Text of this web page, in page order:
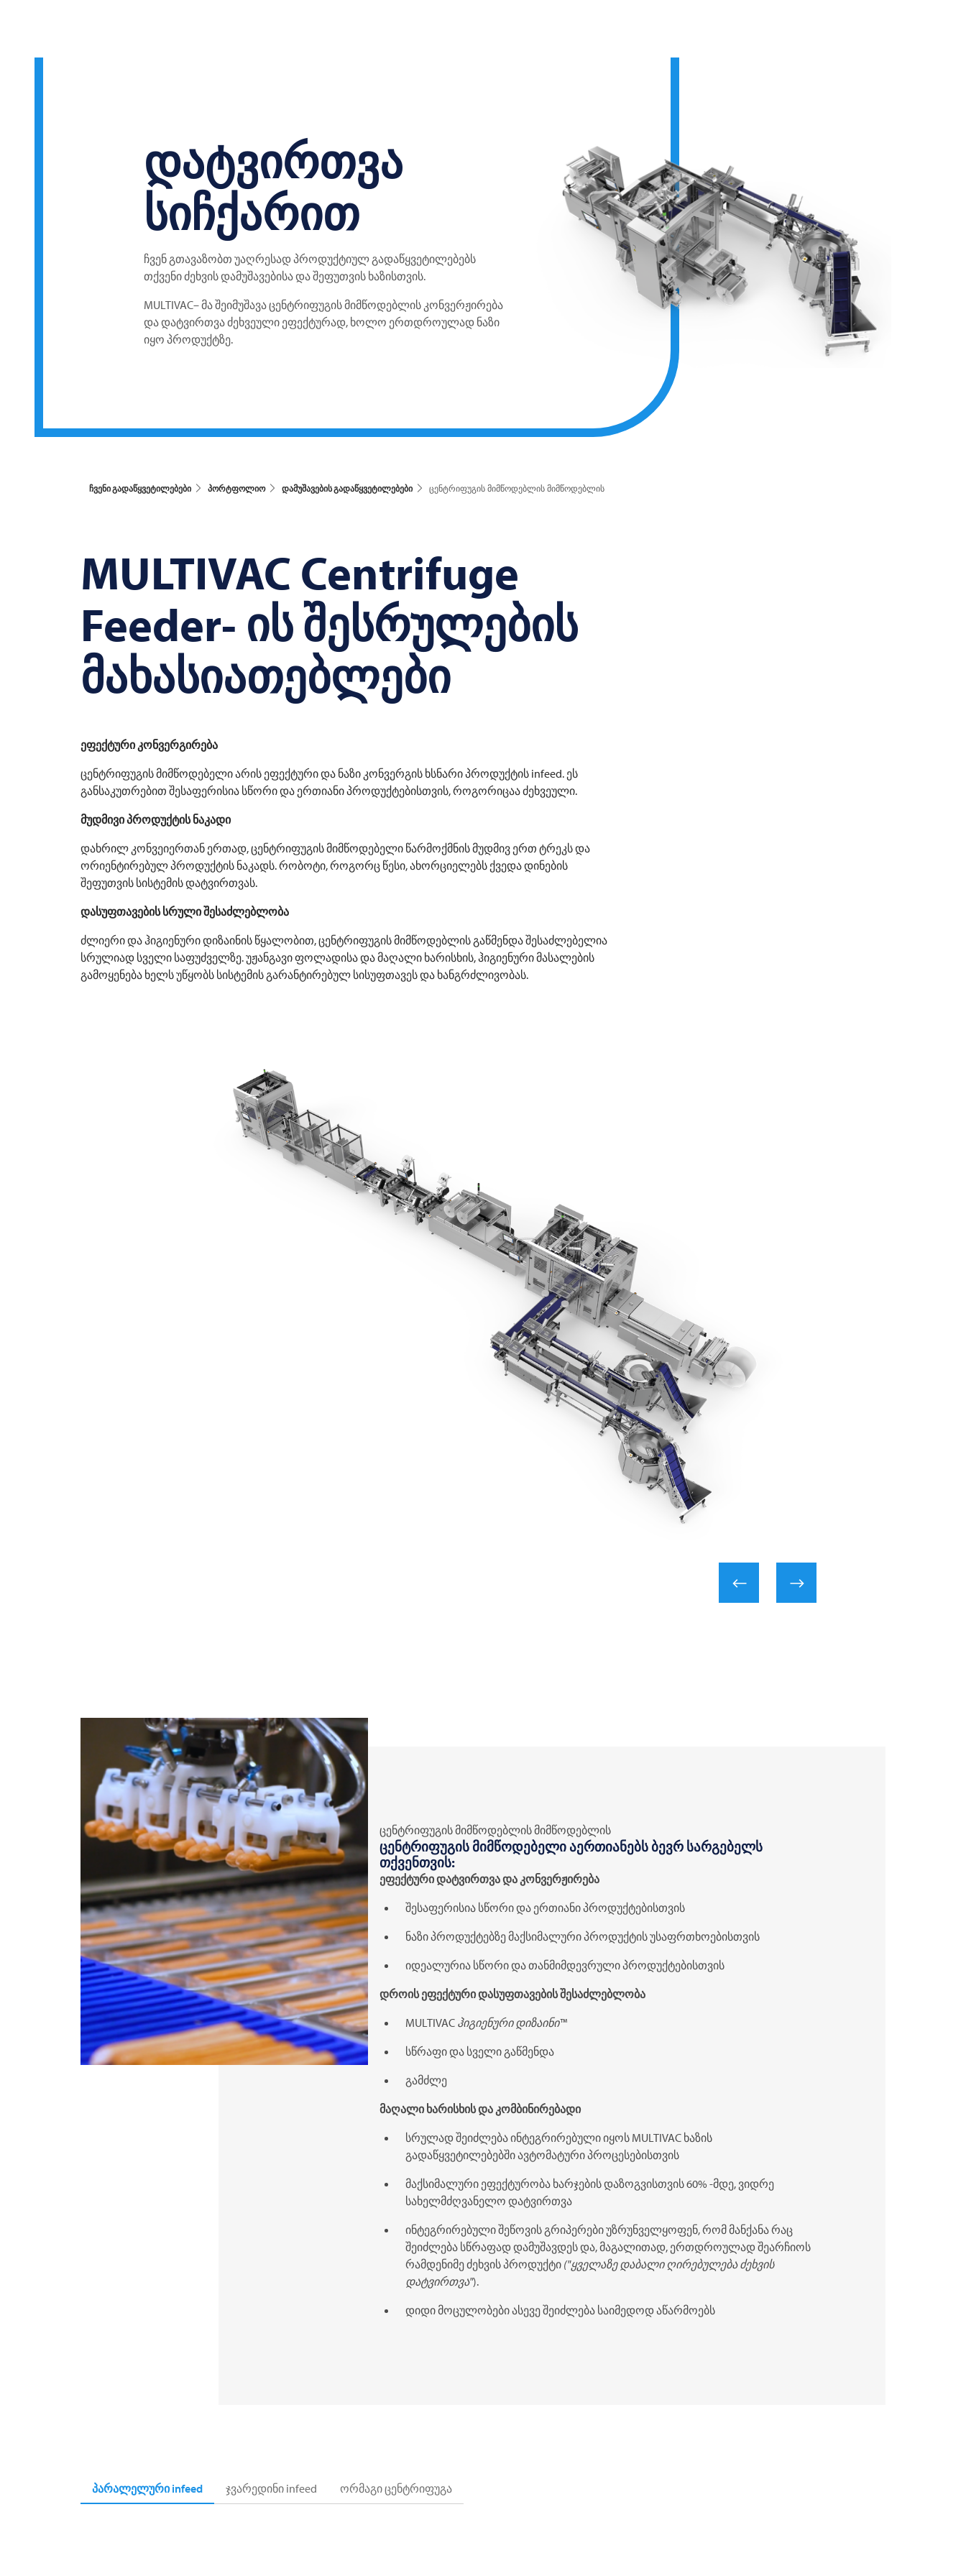
დატვირთვა
სიჩქარით
ჩვენ გთავაზობთ უაღრესად პროდუქტიულ გადაწყვეტილებებს
თქვენი ძეხვის დამუშავებისა და შეფუთვის ხაზისთვის.
MULTIVAC– მა შეიმუშავა ცენტრიფუგის მიმწოდებლის კონვერჟირება
და დატვირთვა ძეხვეული ეფექტურად, ხოლო ერთდროულად ნაზი
იყო პროდუქტზე.
ჩვენი გადაწყვეტილებები პორტფოლიო დამუშავების გადაწყვეტილებები ცენტრიფუგის მიმწოდებლის მიმწოდებლის
MULTIVACCentrifuge
Feeder- ის შესრულების
მახასიათებლები
ეფექტური კონვერგირება
ცენტრიფუგის მიმწოდებელი არის ეფექტური და ნაზი კონვერგის ხსნარი პროდუქტის infeed. ეს
განსაკუთრებით შესაფერისია სწორი და ერთიანი პროდუქტებისთვის, როგორიცაა ძეხვეული.
მუდმივი პროდუქტის ნაკადი
დახრილ კონვეიერთან ერთად, ცენტრიფუგის მიმწოდებელი წარმოქმნის მუდმივ ერთ ტრეკს და
ორიენტირებულ პროდუქტის ნაკადს. რობოტი, როგორც წესი, ახორციელებს ქვედა დინების
შეფუთვის სისტემის დატვირთვას.
დასუფთავების სრული შესაძლებლობა
ძლიერი და ჰიგიენური დიზაინის წყალობით, ცენტრიფუგის მიმწოდებლის გაწმენდა შესაძლებელია
სრულიად სველი საფუძველზე. უჟანგავი ფოლადისა და მაღალი ხარისხის, ჰიგიენური მასალების
გამოყენება ხელს უწყობს სისტემის გარანტირებულ სისუფთავეს და ხანგრძლივობას.
ცენტრიფუგის მიმწოდებლის მიმწოდებლის
ცენტრიფუგის მიმწოდებელი აერთიანებს ბევრ სარგებელს
თქვენთვის:
ეფექტური დატვირთვა და კონვერჟირება
შესაფერისია სწორი და ერთიანი პროდუქტებისთვის
ნაზი პროდუქტებზე მაქსიმალური პროდუქტის უსაფრთხოებისთვის
იდეალურია სწორი და თანმიმდევრული პროდუქტებისთვის
დროის ეფექტური დასუფთავების შესაძლებლობა
MULTIVAC ჰიგიენური დიზაინი™
სწრაფი და სველი გაწმენდა
გამძლე
მაღალი ხარისხის და კომბინირებადი
სრულად შეიძლება ინტეგრირებული იყოს MULTIVAC ხაზის
გადაწყვეტილებებში ავტომატური პროცესებისთვის
მაქსიმალური ეფექტურობა ხარჯების დაზოგვისთვის 60% -მდე, ვიდრე
სახელმძღვანელო დატვირთვა
ინტეგრირებული შეწოვის გრიპერები უზრუნველყოფენ, რომ მანქანა რაც
შეიძლება სწრაფად დამუშავდეს და, მაგალითად, ერთდროულად შეარჩიოს
რამდენიმე ძეხვის პროდუქტი ("ყველაზე დაბალი ღირებულება ძეხვის
დატვირთვა").
დიდი მოცულობები ასევე შეიძლება საიმედოდ აწარმოებს
პარალელური infeed ჯვარედინი infeed ორმაგი ცენტრიფუგა